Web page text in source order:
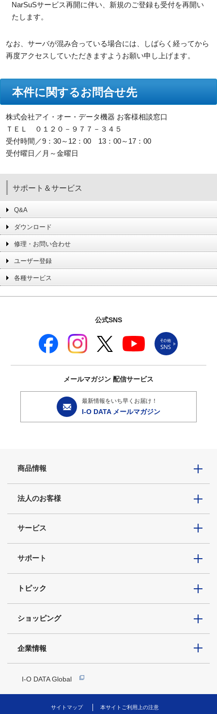
NarSuSサービス再開に伴い、新規のご登録も受付を再開い
たします。
なお、サーバが混み合っている場合には、しばらく経ってから
再度アクセスしていただきますようお願い申し上げます。
本件に関するお問合せ先
株式会社アイ・オー・データ機器 お客様相談窓口
ＴＥＬ ０１２０－９７７－３４５
受付時間／9：30～12：00 13：00～17：00
受付曜日／月～金曜日
サポート＆サービス
Q&A
ダウンロード
修理・お問い合わせ
ユーザー登録
各種サービス
公式SNS
メールマガジン 配信サービス
最新情報をいち早くお届け！
I-O DATA メールマガジン
商品情報
法人のお客様
サービス
サポート
トピック
ショッピング
企業情報
I-O DATA Global
サイトマップ 本サイトご利用上の注意